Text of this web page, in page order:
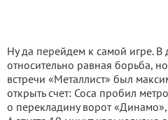
Ну да перейдем к самой игре.
относительно равная борьба,
встречи «Металлист» был
открыть счет: Соса пробил
о перекладину ворот